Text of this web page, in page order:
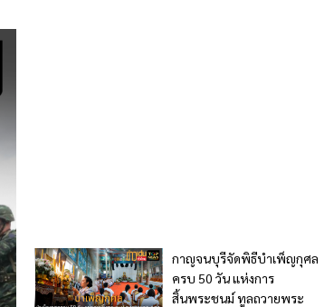
กาญจนบุรีจัดพิธีบำเพ็ญกุศล
ครบ 50 วัน แห่งการ
สิ้นพระชนม์ ทูลถวายพระ